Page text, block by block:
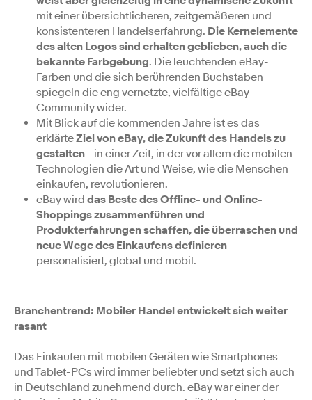
mit einer übersichtlicheren, zeitgemäßeren und
konsistenteren Handelserfahrung. Die Kernelemente
des alten Logos sind erhalten geblieben, auch die
bekannte Farbgebung. Die leuchtenden eBay-
Farben und die sich berührenden Buchstaben
spiegeln die eng vernetzte, vielfältige eBay-
Community wider.
Mit Blick auf die kommenden Jahre ist es das
erklärteZiel von eBay, die Zukunft des Handels zu
gestalten - in einer Zeit, in der vor allem die mobilen
Technologien die Art und Weise, wie die Menschen
einkaufen, revolutionieren.
eBay wird das Beste des Offline- und Online-
Shoppings zusammenführen und
Produkterfahrungen schaffen, die überraschen und
neue Wege des Einkaufens definieren –
personalisiert, global und mobil.
Branchentrend: Mobiler Handel entwickelt sich weiter
rasant
Das Einkaufen mit mobilen Geräten wie Smartphones
und Tablet-PCs wird immer beliebter und setzt sich auch
in Deutschland zunehmend durch. eBay war einer der